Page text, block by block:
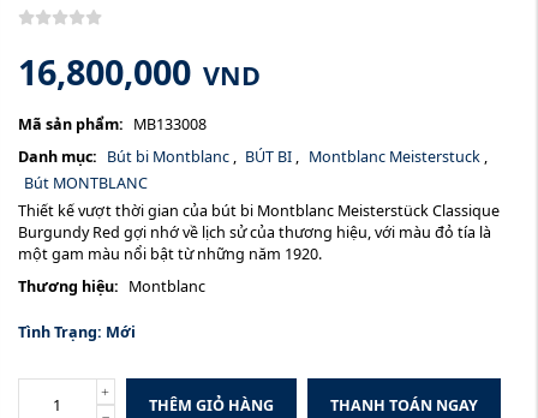
16,800,000 VND
Mã sản phẩm: MB133008
Danh mục: Bút bi Montblanc , BÚT BI , Montblanc Meisterstuck ,
Bút MONTBLANC
Thiết kế vượt thời gian của bút bi Montblanc Meisterstück Classique
Burgundy Red gợi nhớ về lịch sử của thương hiệu, với màu đỏ tía là
một gam màu nổi bật từ những năm 1920.
Thương hiệu: Montblanc
Tình Trạng: Mới
THÊM GIỎ HÀNG THANH TOÁN NGAY